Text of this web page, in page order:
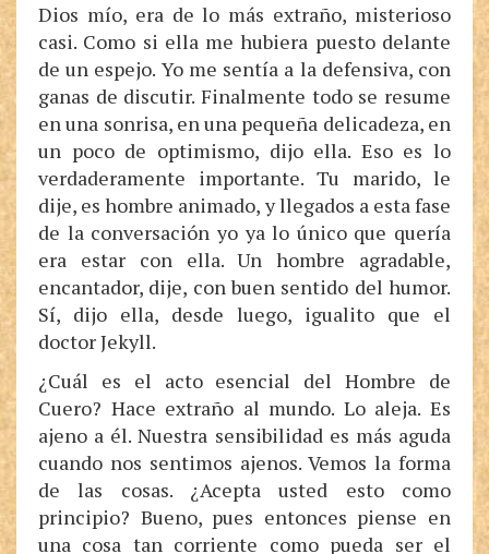
Dios mío, era de lo más extraño, misterioso
casi. Como si ella me hubiera puesto delante
de un espejo. Yo me sentía a la defensiva, con
ganas de discutir. Finalmente todo se resume
en una sonrisa, en una pequeña delicadeza, en
un poco de optimismo, dijo ella. Eso es lo
verdaderamente importante. Tu marido, le
dije, es hombre animado, y llegados a esta fase
de la conversación yo ya lo único que quería
era estar con ella. Un hombre agradable,
encantador, dije, con buen sentido del humor.
Sí, dijo ella, desde luego, igualito que el
doctor Jekyll.
¿Cuál es el acto esencial del Hombre de
Cuero? Hace extraño al mundo. Lo aleja. Es
ajeno a él. Nuestra sensibilidad es más aguda
cuando nos sentimos ajenos. Vemos la forma
de las cosas. ¿Acepta usted esto como
principio? Bueno, pues entonces piense en
una cosa tan corriente como pueda ser el